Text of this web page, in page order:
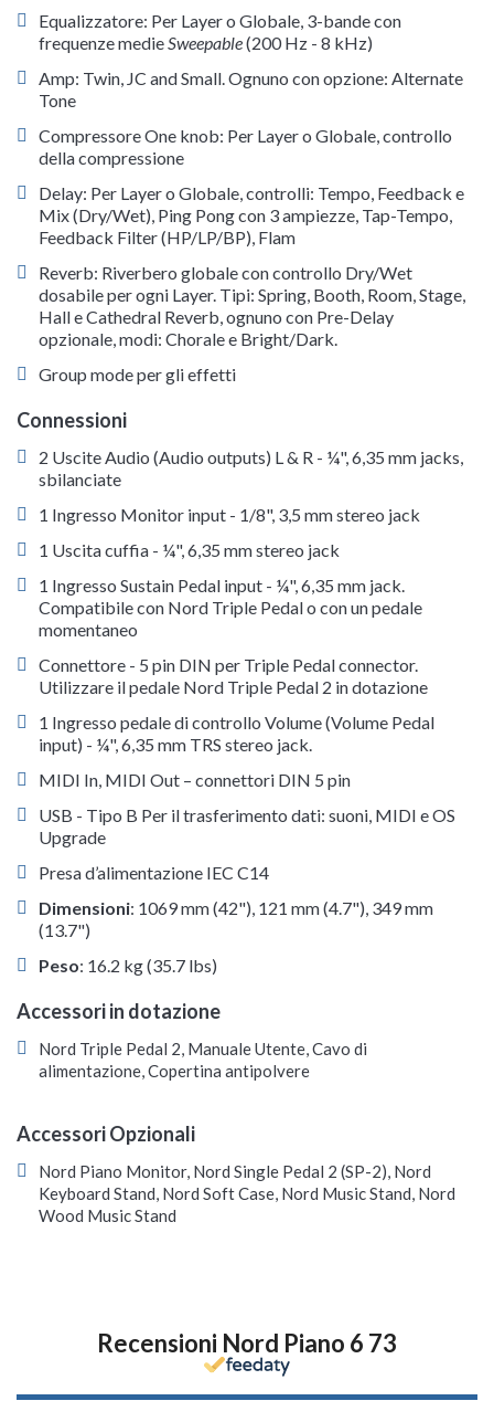
Equalizzatore: Per Layer o Globale, 3-bande con
frequenze medieSweepable(200 Hz - 8 kHz)
Amp: Twin, JC and Small. Ognuno con opzione: Alternate
Tone
Compressore One knob: Per Layer o Globale, controllo
della compressione
Delay: Per Layer o Globale, controlli: Tempo, Feedback e
Mix (Dry/Wet), Ping Pong con 3 ampiezze, Tap-Tempo,
Feedback Filter (HP/LP/BP), Flam
Reverb: Riverbero globale con controllo Dry/Wet
dosabile per ogni Layer. Tipi: Spring, Booth, Room, Stage,
Hall e Cathedral Reverb, ognuno con Pre-Delay
opzionale, modi: Chorale e Bright/Dark.
Group mode per gli effetti
Connessioni
2 Uscite Audio (Audio outputs) L & R - ¼", 6,35 mm jacks,
sbilanciate
1 Ingresso Monitor input - 1/8", 3,5 mm stereo jack
1 Uscita cuffia - ¼", 6,35 mm stereo jack
1 Ingresso Sustain Pedal input - ¼", 6,35 mm jack.
Compatibile con Nord Triple Pedal o con un pedale
momentaneo
Connettore - 5 pin DIN per Triple Pedal connector.
Utilizzare il pedale Nord Triple Pedal 2 in dotazione
1 Ingresso pedale di controllo Volume (Volume Pedal
input) - ¼", 6,35 mm TRS stereo jack.
MIDI In, MIDI Out – connettori DIN 5 pin
USB - Tipo B Per il trasferimento dati: suoni, MIDI e OS
Upgrade
Presa d’alimentazione IEC C14
Dimensioni: 1069 mm (42"), 121 mm (4.7"), 349 mm
(13.7")
Peso: 16.2 kg (35.7 lbs)
Accessori in dotazione
Nord Triple Pedal 2, Manuale Utente, Cavo di
alimentazione, Copertina antipolvere
Accessori Opzionali
Nord Piano Monitor, Nord Single Pedal 2 (SP-2), Nord
Keyboard Stand, Nord Soft Case, Nord Music Stand, Nord
Wood Music Stand
Recensioni Nord Piano 6 73